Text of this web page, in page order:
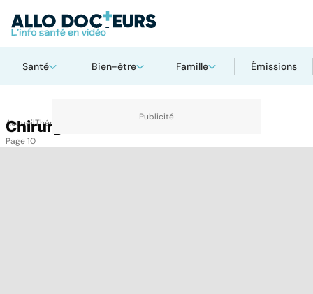
Santé Bien-être Famille Émissions
AccueilThématiques
Chirurgie
Page 10